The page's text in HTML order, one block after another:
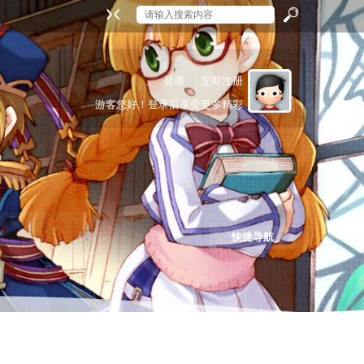
索
登录
立即注册
游客您好！登录后享受更多精彩
快捷导航